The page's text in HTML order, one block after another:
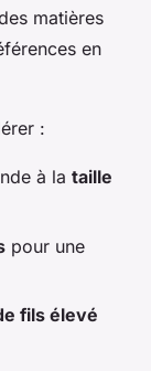
matières
en
:
à la taille
pour une
fils élevé